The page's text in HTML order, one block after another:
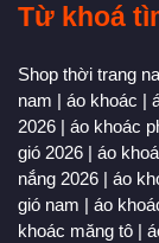
Từ khoá
Shop thời trang
nam | áo khoác |
2026 | áo khoác
gió 2026 | áo
nắng 2026 | áo
gió nam | áo
khoác măng tô |